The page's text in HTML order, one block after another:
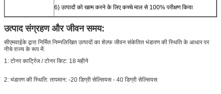
6) उत्पादों को खत्म करने के लिए कच्चे माल से 100% परीक्षण किया
उत्पाद संग्रहण और जीवन समय:
सीएमवाईके द्वारा निर्मित निम्नलिखित उत्पादों का शेल्फ जीवन संकेतित भंडारण की स्थिति के आधार पर
नीचे राज्य के रूप में:
1: टोनर कार्ट्रिज / टोनर किट: 18 महीने
2: भंडारण की स्थिति: तापमान: -20 डिग्री सेल्सियस - 40 डिग्री सेल्सियस